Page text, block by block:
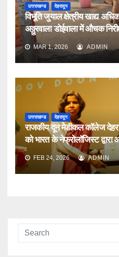
उत्तराखण्ड देहरादून
विभूति जुयाल क्षेत्रीय खाद्य
अठ्ठुरवाला डोईवाला में औचक
MAR 1, 2026 ADMIN
उत्तराखण्ड देहरादून
राजकीय दून मेडीकल कॉलेज
को भारत के नेफ्रोलॉजिस्ट द्वारा
FEB 24, 2026 ADMIN